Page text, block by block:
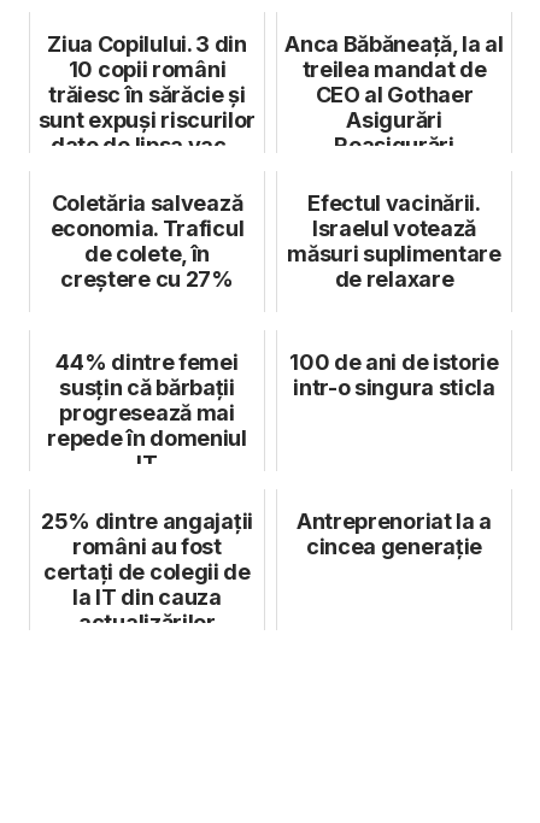
Ziua Copilului. 3 din
10 copii români
trăiesc în sărăcie și
sunt expuși riscurilor
date de lipsa vac...
Anca Băbăneață, la al
treilea mandat de
CEO al Gothaer
Asigurări
Reasigurări
Coletăria salvează
economia. Traficul
de colete, în
creștere cu 27%
Efectul vacinării.
Israelul votează
măsuri suplimentare
de relaxare
44% dintre femei
susțin că bărbații
progresează mai
repede în ​​domeniul
IT
100 de ani de istorie
intr-o singura sticla
25% dintre angajații
români au fost
certați de colegii de
la IT din cauza
actualizărilor
Antreprenoriat la a
cincea generație